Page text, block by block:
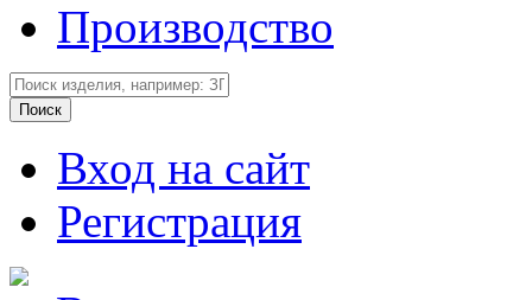
Производство
Вход на сайт
Регистрация